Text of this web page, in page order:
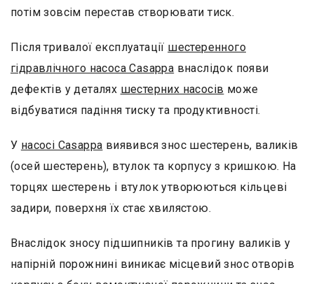
потім зовсім перестав створювати тиск.
Після тривалої експлуатації шестеренного
гідравлічного насоса Casappa внаслідок появи
дефектів у деталях шестерних насосів може
відбуватися падіння тиску та продуктивності.
У насосі Casappa виявився знос шестерень, валиків
(осей шестерень), втулок та корпусу з кришкою. На
торцях шестерень і втулок утворюються кільцеві
задири, поверхня їх стає хвилястою.
Внаслідок зносу підшипників та прогину валиків у
напірній порожнині виникає місцевий знос отворів